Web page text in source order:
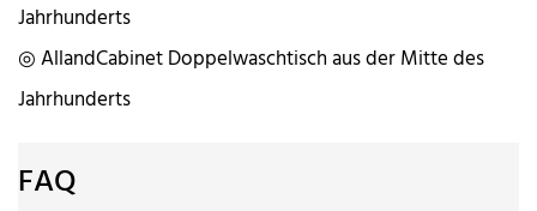
Jahrhunderts
◎ AllandCabinet Doppelwaschtisch aus der Mitte des
Jahrhunderts
FAQ